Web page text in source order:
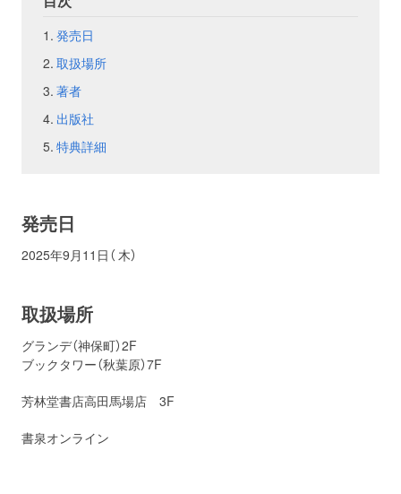
発売日
取扱場所
著者
出版社
特典詳細
発売日
2025年9月11日（ 木）
取扱場所
グランデ（神保町）2F
ブックタワー（秋葉原）7F
芳林堂書店高田馬場店 3F
書泉オンライン